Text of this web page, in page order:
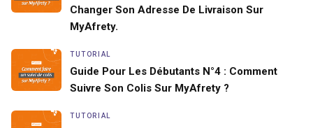
Changer Son Adresse De Livraison Sur
MyAfrety.
TUTORIAL
Guide Pour Les Débutants N°4 : Comment
Suivre Son Colis Sur MyAfrety ?
TUTORIAL